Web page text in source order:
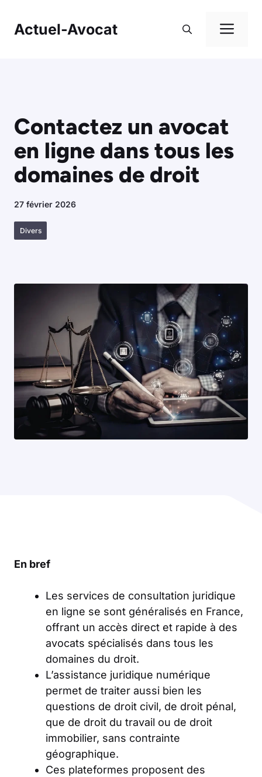
contenu
Actuel-Avocat
Contactez un avocat
en ligne dans tous les
domaines de droit
27 février 2026
Divers
En bref
Les services de consultation juridique
en ligne se sont généralisés en France,
offrant un accès direct et rapide à des
avocats spécialisés dans tous les
domaines du droit.
L’assistance juridique numérique
permet de traiter aussi bien les
questions de droit civil, de droit pénal,
que de droit du travail ou de droit
immobilier, sans contrainte
géographique.
Ces plateformes proposent des